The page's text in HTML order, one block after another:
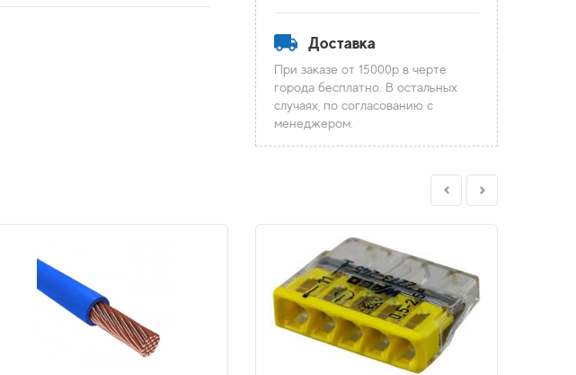
Доставка
При заказе от 15000р в черте
города бесплатно. В остальных
случаях, по согласованию с
менеджером.